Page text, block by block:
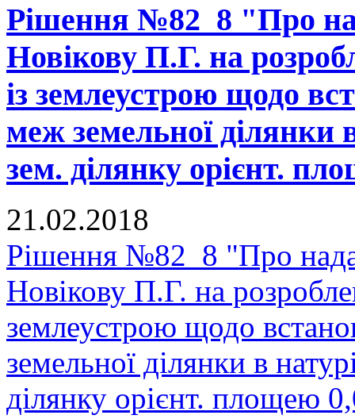
Рішення №82_8 "Про
Новікову П.Г. на
із землеустрою щодо
меж земельної ділянки
зем. ділянку орієнт.
21.02.2018
Рішення №82_8 "Про
Новікову П.Г. на
землеустрою щодо
земельної ділянки в
ділянку орієнт. площею